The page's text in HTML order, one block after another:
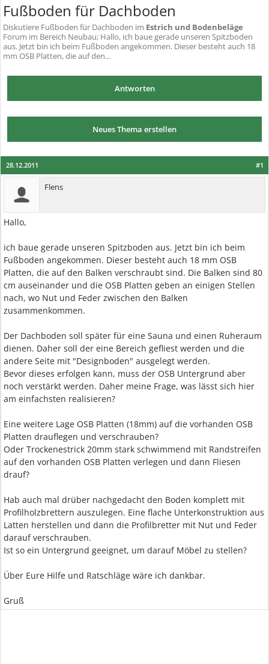
Fußboden für Dachboden
Diskutiere Fußboden für Dachboden im Estrich und Bodenbeläge
Forum im Bereich Neubau; Hallo, ich baue gerade unseren Spitzboden
aus. Jetzt bin ich beim Fußboden angekommen. Dieser besteht auch 18
mm OSB Platten, die auf den...
Antworten
Neues Thema erstellen
#1
28.12.2011
Flens
Hallo,
ich baue gerade unseren Spitzboden aus. Jetzt bin ich beim
Fußboden angekommen. Dieser besteht auch 18 mm OSB
Platten, die auf den Balken verschraubt sind. Die Balken sind 80
cm auseinander und die OSB Platten geben an einigen Stellen
nach, wo Nut und Feder zwischen den Balken
zusammenkommen.
Der Dachboden soll später für eine Sauna und einen Ruheraum
dienen. Daher soll der eine Bereich gefliest werden und die
andere Seite mit "Designboden" ausgelegt werden.
Bevor dieses erfolgen kann, muss der OSB Untergrund aber
noch verstärkt werden. Daher meine Frage, was lässt sich hier
am einfachsten realisieren?
Eine weitere Lage OSB Platten (18mm) auf die vorhanden OSB
Platten drauflegen und verschrauben?
Oder Trockenestrick 20mm stark schwimmend mit Randstreifen
auf den vorhanden OSB Platten verlegen und dann Fliesen
drauf?
Hab auch mal drüber nachgedacht den Boden komplett mit
Profilholzbrettern auszulegen. Eine flache Unterkonstruktion aus
Latten herstellen und dann die Profilbretter mit Nut und Feder
darauf verschrauben.
Ist so ein Untergrund geeignet, um darauf Möbel zu stellen?
Über Eure Hilfe und Ratschläge wäre ich dankbar.
Gruß